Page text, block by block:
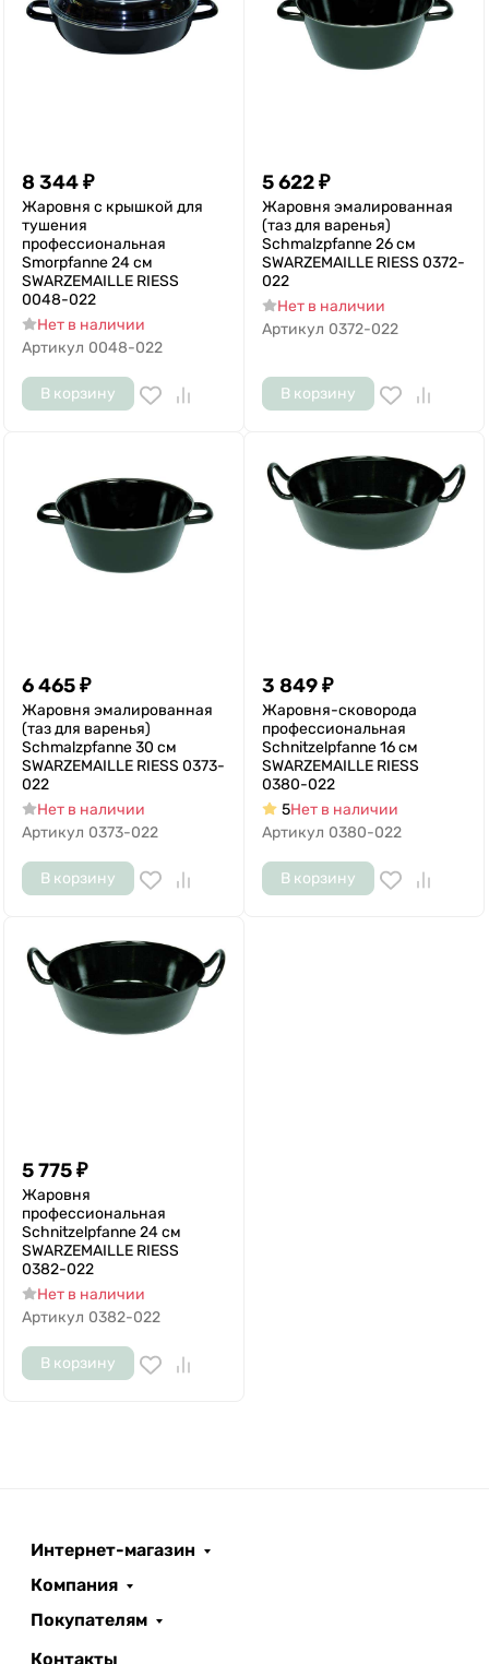
8 344₽
Жаровня с крышкой для
тушения
профессиональная
Smorpfanne 24 см
SWARZEMAILLE RIESS
0048-022
Нет в наличии
Артикул 0048-022
В корзину
5 622₽
Жаровня эмалированная
(таз для варенья)
Schmalzpfanne 26 см
SWARZEMAILLE RIESS 0372-
022
Нет в наличии
Артикул 0372-022
В корзину
6 465₽
Жаровня эмалированная
(таз для варенья)
Schmalzpfanne 30 см
SWARZEMAILLE RIESS 0373-
022
Нет в наличии
Артикул 0373-022
В корзину
3 849₽
Жаровня-сковорода
профессиональная
Schnitzelpfanne 16 см
SWARZEMAILLE RIESS
0380-022
5Нет в наличии
Артикул 0380-022
В корзину
5 775₽
Жаровня
профессиональная
Schnitzelpfanne 24 см
SWARZEMAILLE RIESS
0382-022
Нет в наличии
Артикул 0382-022
В корзину
Интернет-магазин
Компания
Покупателям
Контакты